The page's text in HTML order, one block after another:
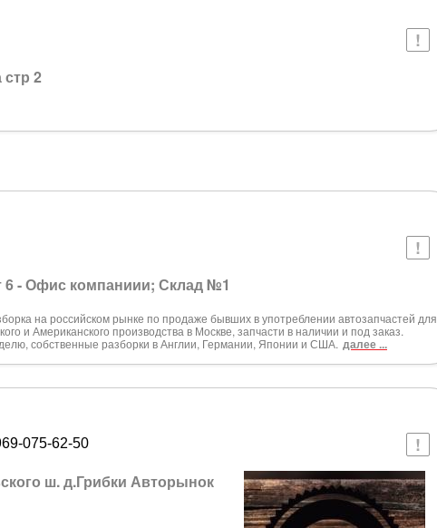
2
6 - Офис компаниии; Склад №1
на российском рынке по продаже бывших в употреблении автозапчастей для
и Американского производства в Москве, запчасти в наличии и под заказ.
собственные разборки в Англии, Германии, Японии и США. далее ...
075-62-50
ш. д.Грибки Авторынок